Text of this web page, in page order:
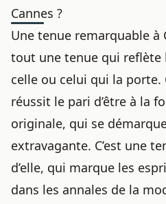
Cannes ?
Une tenue remarquable à
tout une tenue qui reflète
celle ou celui qui la porte.
réussit le pari d’être à la
originale, qui se
extravagante. C’est une
d’elle, qui marque les
dans les annales de la